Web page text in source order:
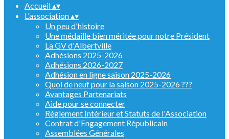
Accueil▴▾
L'association▴▾
Un peu d'histoire
Une médaille bien méritée pour notre Président
La GV d'Albertville
Adhésions 2025-2026
Adhésions 2026-2027
Adhésion en ligne saison 2025-2026
Quoi de neuf pour la saison 2025-2026 ???
Avantages Partenariats
Aide pour se connecter
Réglement Intérieur et Statuts de l'Association
Contrat d'Engagement Républicain
Assemblées Générales